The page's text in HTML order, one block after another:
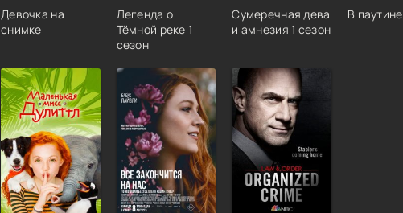
Девочка на
снимке
Легенда о
Тёмной реке 1
сезон
Сумеречная дева
и амнезия 1 сезон
В паутине